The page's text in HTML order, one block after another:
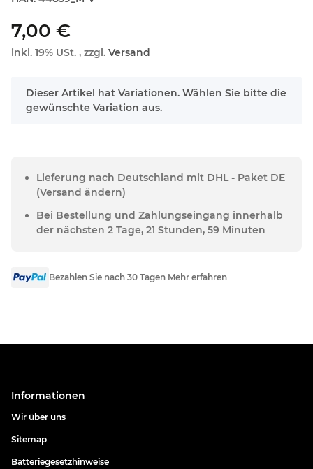
7,00 €
inkl. 19% USt. , zzgl. Versand
x
Dieser Artikel hat Variationen. Wählen Sie bitte die
gewünschte Variation aus.
Lieferung nach Deutschland mit DHL - Paket DE
(Versand ändern)
Bei Bestellung und Zahlungseingang innerhalb
der nächsten 2 Tage, 21 Stunden, 59 Minuten
Bezahlen Sie nach 30 Tagen Mehr erfahren
Informationen
Wir über uns
Sitemap
Batteriegesetzhinweise